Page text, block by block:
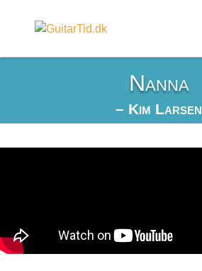
Nanna
– Kim Larsen